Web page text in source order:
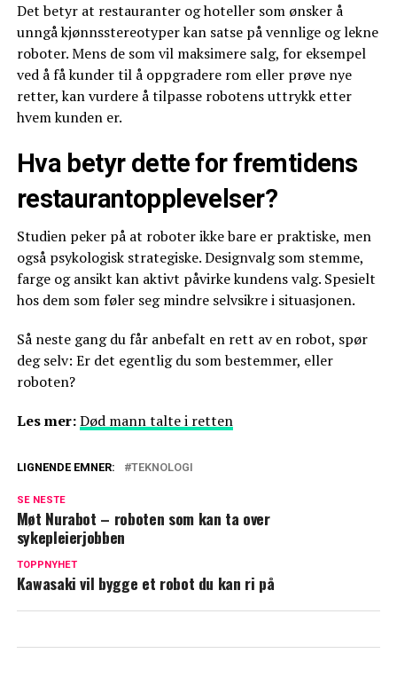
Det betyr at restauranter og hoteller som ønsker å
unngå kjønnsstereotyper kan satse på vennlige og lekne
roboter. Mens de som vil maksimere salg, for eksempel
ved å få kunder til å oppgradere rom eller prøve nye
retter, kan vurdere å tilpasse robotens uttrykk etter
hvem kunden er.
Hva betyr dette for fremtidens
restaurantopplevelser?
Studien peker på at roboter ikke bare er praktiske, men
også psykologisk strategiske. Designvalg som stemme,
farge og ansikt kan aktivt påvirke kundens valg. Spesielt
hos dem som føler seg mindre selvsikre i situasjonen.
Så neste gang du får anbefalt en rett av en robot, spør
deg selv: Er det egentlig du som bestemmer, eller
roboten?
Les mer:Død mann talte i retten
LIGNENDE EMNER: TEKNOLOGI
SE NESTE
Møt Nurabot – roboten som kan ta over
sykepleierjobben
TOPPNYHET
Kawasaki vil bygge et robot du kan ri på